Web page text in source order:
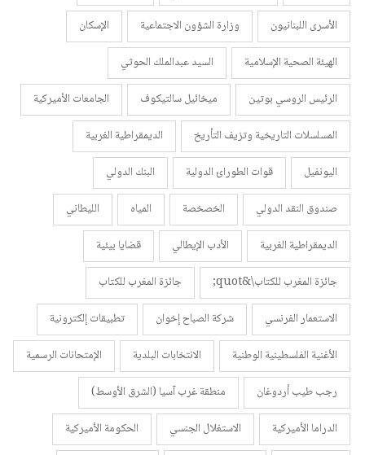
الأسرى اللبنانيون
وزارة الشؤون الاجتماعية
الإسكان
الهيئة الصحية الإسلامية
السيد عبدالملك الحوثي
الرئيس الروسي بوتين
ميخائيل سالتيكوف
الجامعات الأميركية
المسلسلات التاريخية وتزيف التأريخ
الديمقراطية الغربية
اليونفيل
قوات الطورائ الدولية
البنك الدولي
صندوق النقد الدولي
الخصخصة المياه
الليطاني
الديمقراطية الغربية
الأدب الإيطالي
قضايا بيئية
جائزة المغرب للكتاب\&quot;
جائزة المغرب للكتاب
الاستعمار الفرنسي
شركة الصباح إخوان
تطبيقات إلكترونية
الأغنية الفلسطينية الوطنية
الانتخابات البلدية
الإمتحانات الرسمية
رجب طيب أردوغان
منطقة غرب آسيا (الشرق الأوسط)
الدراما الأميركية
الاستغلال الجنسي
الحكومة الأميركية